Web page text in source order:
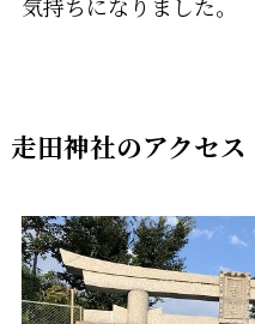
走田神社のアクセス